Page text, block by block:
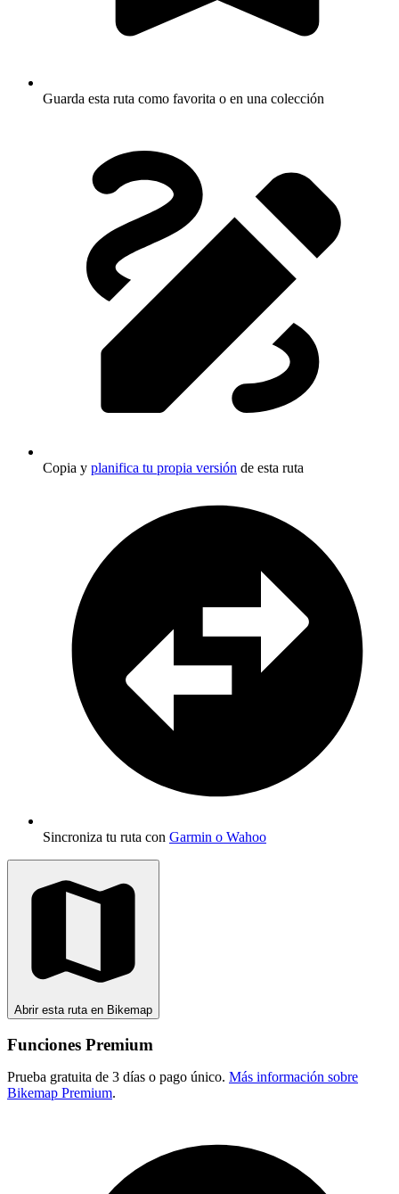
Guarda esta ruta como favorita o en una colección
Copia y planifica tu propia versión de esta ruta
Sincroniza tu ruta con Garmin o Wahoo
Abrir esta ruta en Bikemap
Funciones Premium
Prueba gratuita de 3 días o pago único. Más información sobre
Bikemap Premium.